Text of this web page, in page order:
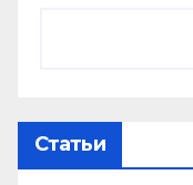
Статьи